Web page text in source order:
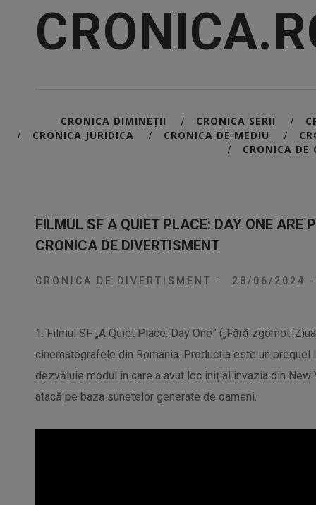
CRONICA DIMINEȚII / CRONICA SERII /
/ CRONICA JURIDICA / CRONICA DE MEDIU /
/ CRONICA DE
FILMUL SF A QUIET PLACE: DAY ONE ARE
CRONICA DE DIVERTISMENT
CRONICA DE DIVERTISMENT - 28/06/2024 -
1. Filmul SF „A Quiet Place: Day One” („Fără zgomot:
cinematografele din România. Producția este un
dezvăluie modul în care a avut loc inițial invazia din New
atacă pe baza sunetelor generate de oameni.